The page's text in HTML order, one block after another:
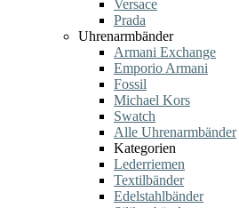
Versace
Prada
Uhrenarmbänder
Armani Exchange
Emporio Armani
Fossil
Michael Kors
Swatch
Alle Uhrenarmbänder
Kategorien
Lederriemen
Textilbänder
Edelstahlbänder